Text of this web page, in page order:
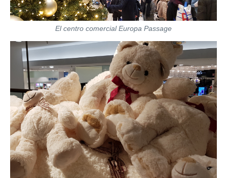
El centro comercial Europa Passage